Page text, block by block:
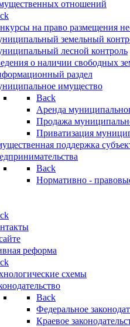
отношений
на право размещения
земельный
лесной контроль
о наличии свободных
раздел
имущество
Back
Аренда
Продажа
Приватизация
поддержка
Back
Нормативно -
реформа
схемы
Back
Федеральное
Краевое